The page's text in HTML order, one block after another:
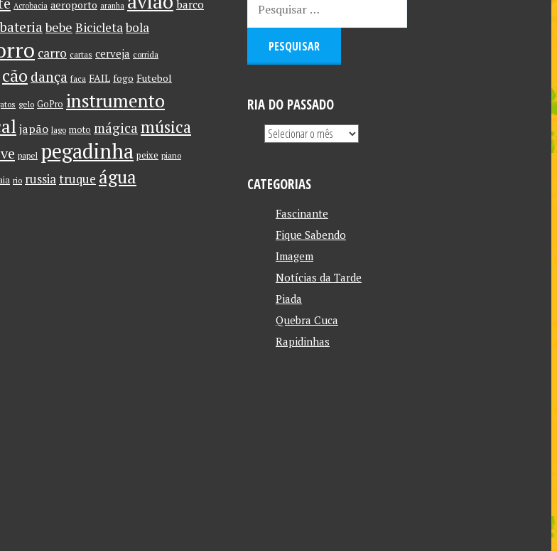
Acrobacia aeroporto aranha barco
bateria bebe Bicicletabola
carro cartas cerveja corrida
cão dança faca FAIL fogo Futebol
gelo GoPro instrumento
japão lago moto mágica música
papel pegadinha peixe piano
rio russiatruque água
RIA DO PASSADO
CATEGORIAS
Fascinante
Fique Sabendo
Imagem
Notícias da Tarde
Piada
Quebra Cuca
Rapidinhas